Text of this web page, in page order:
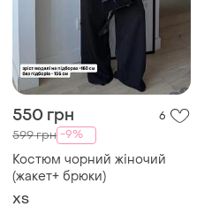
550 грн 6
599 грн -9%
Костюм чорний жіночий
(жакет+ брюки)
ХS